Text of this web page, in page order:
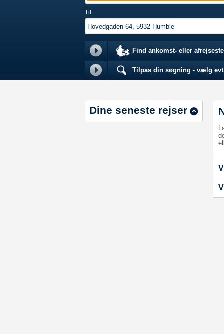
Til:
Find ankomst- eller
Tilpas din søgning - vælg
Dine seneste rejser